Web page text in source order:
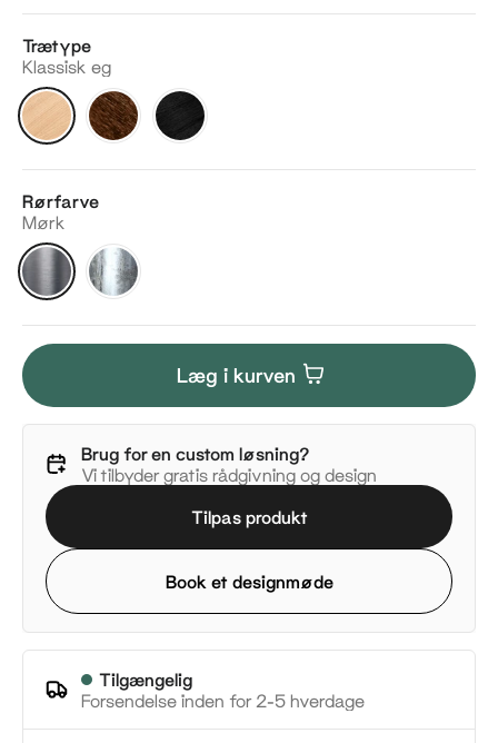
Trætype
Klassisk eg
Klassisk
eg
Røget
eg
Mørk
eg
Rørfarve
Mørk
Mørk Silver
Læg i kurven
Brug for en custom løsning?
Vi tilbyder gratis rådgivning og design
Tilpas produkt
Book et designmøde
Tilgængelig
Forsendelse inden for 2-5 hverdage